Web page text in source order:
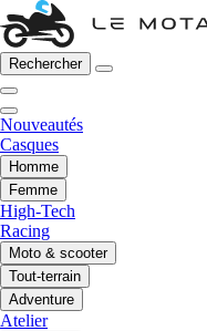
Rechercher
Nouveautés
Casques
Homme
Femme
High-Tech
Racing
Moto & scooter
Tout-terrain
Adventure
Atelier